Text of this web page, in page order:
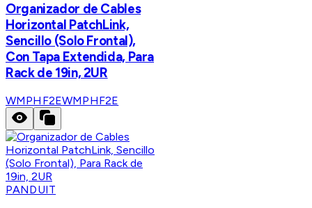
Organizador de Cables
Horizontal PatchLink,
Sencillo (Solo Frontal),
Con Tapa Extendida, Para
Rack de 19in, 2UR
WMPHF2EWMPHF2E
PANDUIT